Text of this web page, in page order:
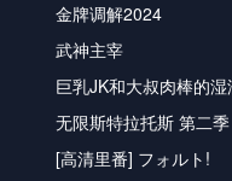
金牌调解2024
武神主宰
巨乳JK和大叔肉棒的湿
无限斯特拉托斯 第二季
[高清里番] フォルト!